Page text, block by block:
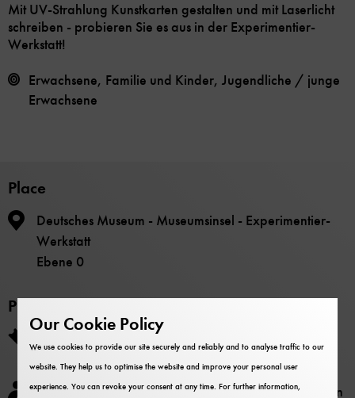
Mit UV-Strahlung Kunstkarten gestalten und mit Laserlicht
schreiben - probieren Sie es aus in der Experimentier-
Werkstatt!
Erwachsene, Familie und Kinder, Jugendliche / junge
Erwachsene
Place
Deutsches Museum - Museumsinsel - Experimentier-
Werkstatt
Ebene 0
Price
0 €-Ticket an Kasse und Information
Die Teilnahme ist im Museumseintritt enthalten.
Für Erwachsene und für Kinder ab 10 Jahren (nur in
Our Cookie Policy
We use cookies to provide our site securely and reliably and to analyse traffic to our
website. They help us to optimise the website and improve your personal user
experience. You can revoke your consent at any time. For further information,